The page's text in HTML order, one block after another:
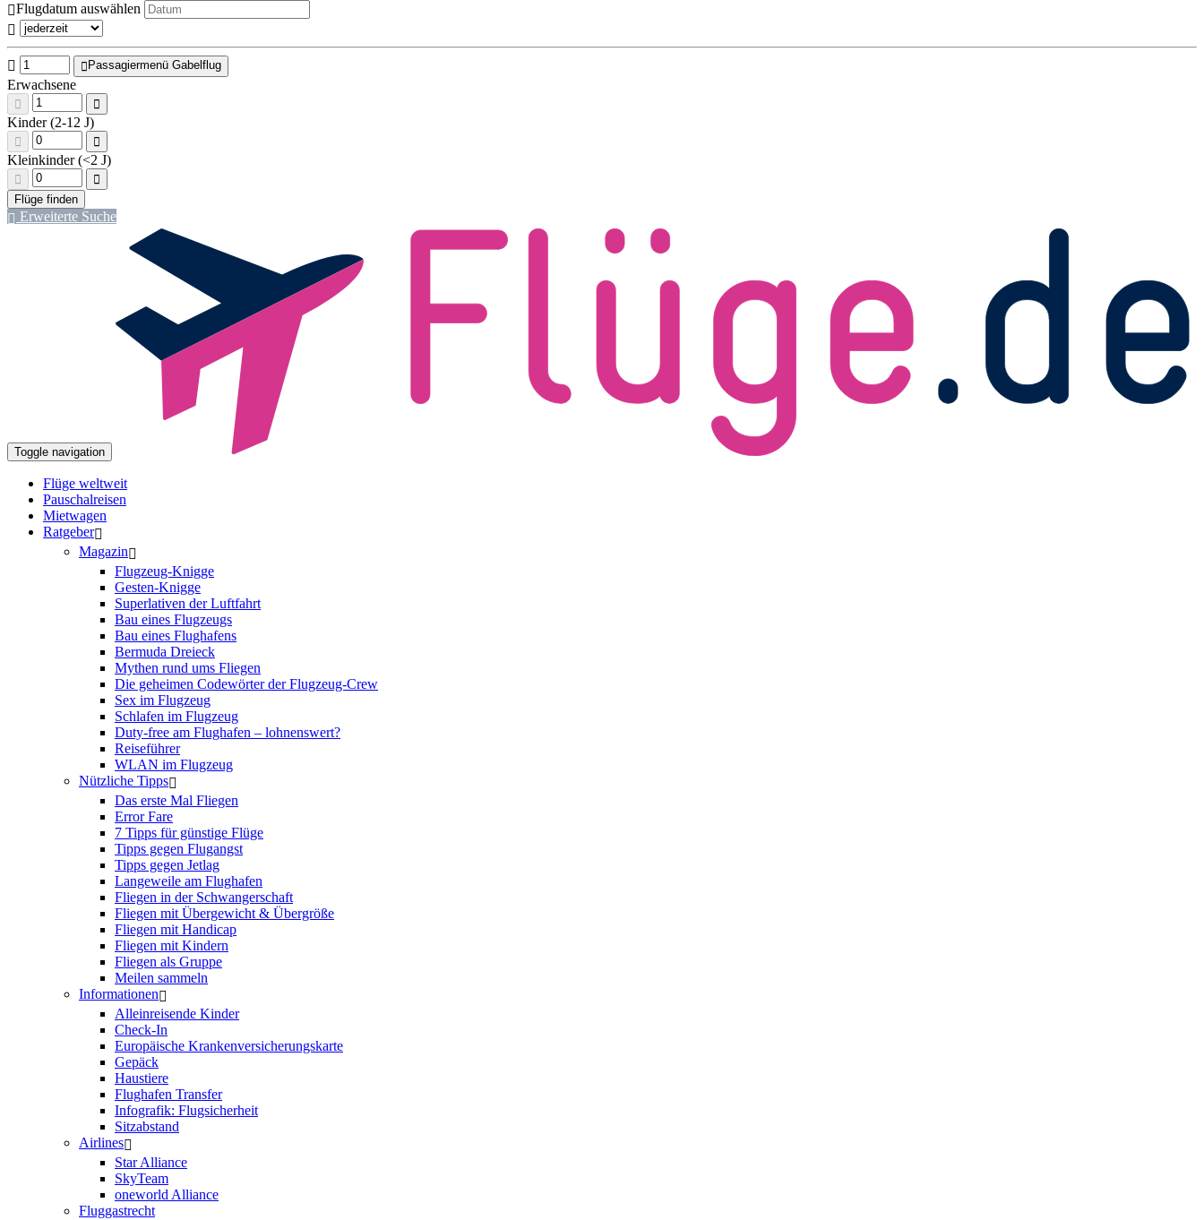
Flugdatum auswählen
Passagiermenü Gabelflug
Erwachsene
Kinder (2-12 J)
Kleinkinder (<2 J)
Erweiterte Suche
Toggle navigation
Flüge weltweit
Pauschalreisen
Mietwagen
Ratgeber
Magazin
Flugzeug-Knigge
Gesten-Knigge
Superlativen der Luftfahrt
Bau eines Flugzeugs
Bau eines Flughafens
Bermuda Dreieck
Mythen rund ums Fliegen
Die geheimen Codewörter der Flugzeug-Crew
Sex im Flugzeug
Schlafen im Flugzeug
Duty-free am Flughafen – lohnenswert?
Reiseführer
WLAN im Flugzeug
Nützliche Tipps
Das erste Mal Fliegen
Error Fare
7 Tipps für günstige Flüge
Tipps gegen Flugangst
Tipps gegen Jetlag
Langeweile am Flughafen
Fliegen in der Schwangerschaft
Fliegen mit Übergewicht & Übergröße
Fliegen mit Handicap
Fliegen mit Kindern
Fliegen als Gruppe
Meilen sammeln
Informationen
Alleinreisende Kinder
Check-In
Europäische Krankenversicherungskarte
Gepäck
Haustiere
Flughafen Transfer
Infografik: Flugsicherheit
Sitzabstand
Airlines
Star Alliance
SkyTeam
oneworld Alliance
Fluggastrecht